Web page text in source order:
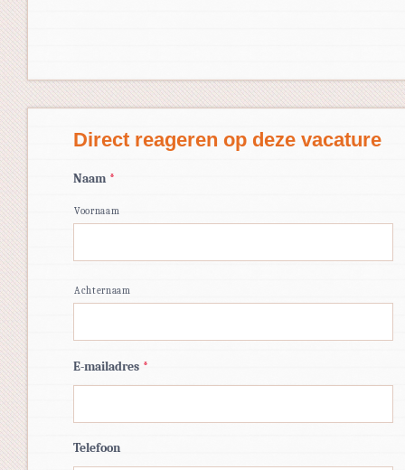
Direct reageren op deze vacature
Naam *
Voornaam
Achternaam
E-mailadres *
Telefoon